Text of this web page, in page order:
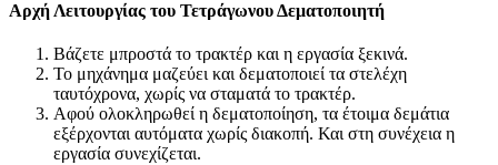
Αρχή Λειτουργίας του Τετράγωνου Δεματοποιητή
Βάζετε μπροστά το τρακτέρ και η εργασία ξεκινά.
Το μηχάνημα μαζεύει και δεματοποιεί τα στελέχη
ταυτόχρονα, χωρίς να σταματά το τρακτέρ.
Αφού ολοκληρωθεί η δεματοποίηση, τα έτοιμα δεμάτια
εξέρχονται αυτόματα χωρίς διακοπή. Και στη συνέχεια η
εργασία συνεχίζεται.